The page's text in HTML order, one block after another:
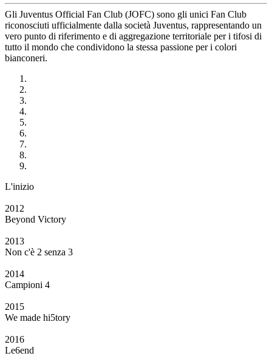
Gli Juventus Official Fan Club (JOFC) sono gli unici Fan Club
riconosciuti ufficialmente dalla società Juventus, rappresentando un
vero punto di riferimento e di aggregazione territoriale per i tifosi di
tutto il mondo che condividono la stessa passione per i colori
bianconeri.
L'inizio
2012
Beyond Victory
2013
Non c'è 2 senza 3
2014
Campioni 4
2015
We made hi5tory
2016
Le6end